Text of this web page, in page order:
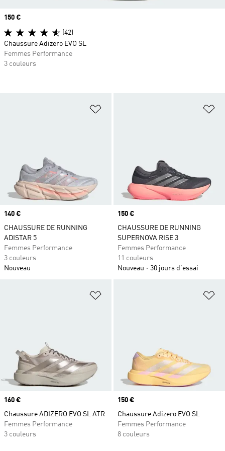
Ajouter à la Liste de produits
Prix
140 €
CHAUSSURE DE RUNNING
ADISTAR 5
Femmes Performance
3 couleurs
Nouveau
Prix
150 €
CHAUSSURE DE RUNNING
SUPERNOVA RISE 3
Femmes Performance
11 couleurs
Nouveau
30 jours d'essai
Ajouter à la Liste de produits
Prix
160 €
Chaussure ADIZERO EVO SL ATR
Femmes Performance
3 couleurs
Prix
150 €
Chaussure Adizero EVO SL
Femmes Performance
8 couleurs
Prix
150 €
(42)
Chaussure Adizero EVO SL
Femmes Performance
3 couleurs